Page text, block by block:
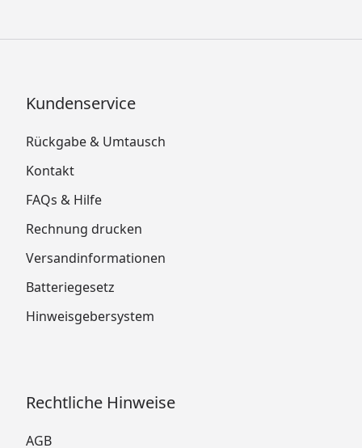
Kundenservice
Rückgabe & Umtausch
Kontakt
FAQs & Hilfe
Rechnung drucken
Versandinformationen
Batteriegesetz
Hinweisgebersystem
Rechtliche Hinweise
AGB